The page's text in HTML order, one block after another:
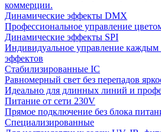
коммерции.
Динамические эффекты DMX
Профессиональное управление
Динамические эффекты SPI
Индивидуальное управление каждым
эффектов
Стабилизированные IC
Равномерный свет без перепадов
Идеально для длинных линий и
Питание от сети 230V
Прямое подключение без блока
Специализированные